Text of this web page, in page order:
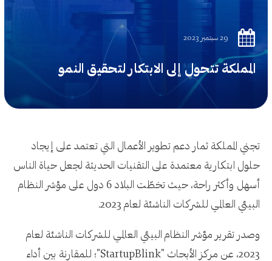
29 سبتمبر 2023
المملكة تتحول إلى الابتكار لتحقيق النمو
تجني المملكة ثمار دعم تطوير الأعمال التي تعتمد على إيجاد
حلول ابتكارية معتمدة على التقنيات الحديثة لجعل حياة الناس
أسهل وأكثر راحة، حيث تخطّت البلاد 6 دول على مؤشر النظام
البيئي العالمي للشركات الناشئة لعام 2023.
وصدر تقرير مؤشر النظام البيئي العالمي للشركات الناشئة لعام
2023، عن مركز الأبحاث "StartupBlink"؛ للمقارنة بين أداء